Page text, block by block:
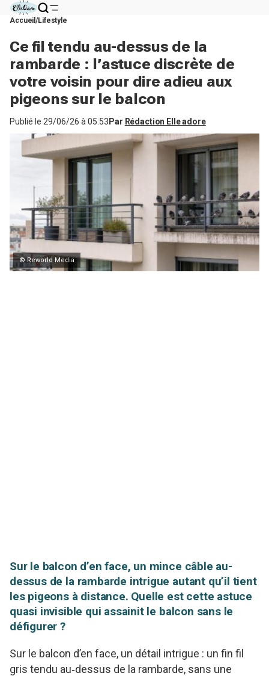
Accueil Lifestyle
Ce fil tendu au-dessus de la
rambarde : l’astuce discrète de
votre voisin pour dire adieu aux
pigeons sur le balcon
Publié le 29/06/26 à 05:53 Par Rédaction Elle adore
© Reworld Media
Sur le balcon d’en face, un mince câble au-
dessus de la rambarde intrigue autant qu’il tient
les pigeons à distance. Quelle est cette astuce
quasi invisible qui assainit le balcon sans le
défigurer ?
Sur le balcon d’en face, un détail intrigue : un fin fil
gris tendu au‑dessus de la rambarde, sans une